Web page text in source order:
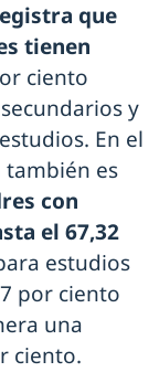
que
tienen
ciento
y
En el
también es
con
el 67,32
estudios
por ciento
una
ciento.